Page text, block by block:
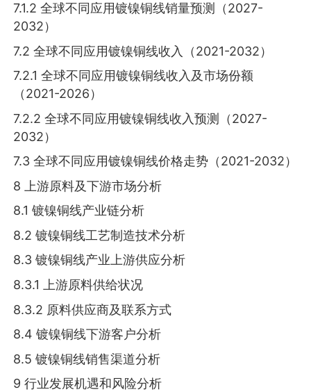
7.1.2 全球不同应用镀镍铜线销量预测（2027-
2032）
7.2 全球不同应用镀镍铜线收入（2021-2032）
7.2.1 全球不同应用镀镍铜线收入及市场份额
（2021-2026）
7.2.2 全球不同应用镀镍铜线收入预测（2027-
2032）
7.3 全球不同应用镀镍铜线价格走势（2021-2032）
8 上游原料及下游市场分析
8.1 镀镍铜线产业链分析
8.2 镀镍铜线工艺制造技术分析
8.3 镀镍铜线产业上游供应分析
8.3.1 上游原料供给状况
8.3.2 原料供应商及联系方式
8.4 镀镍铜线下游客户分析
8.5 镀镍铜线销售渠道分析
9 行业发展机遇和风险分析